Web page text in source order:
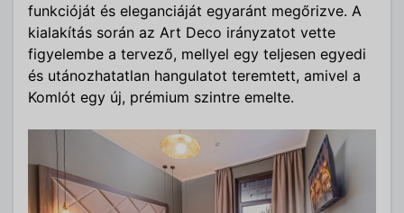
funkcióját és eleganciáját egyaránt megőrizve. A
kialakítás során az Art Deco irányzatot vette
figyelembe a tervező, mellyel egy teljesen egyedi
és utánozhatatlan hangulatot teremtett, amivel a
Komlót egy új, prémium szintre emelte.